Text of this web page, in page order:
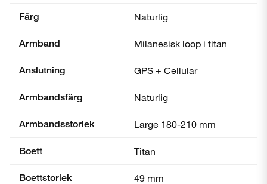
Färg Naturlig
Armband Milanesisk loop i titan
Anslutning GPS + Cellular
Armbandsfärg Naturlig
Armbandsstorlek Large 180-210 mm
Boett Titan
Boettstorlek 49 mm